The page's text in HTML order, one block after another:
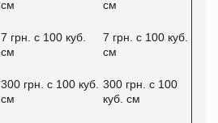
см
см
7 грн. с 100 куб.
см
7 грн. с 100 куб.
см
300 грн. с 100 куб.
см
300 грн. с 100
куб. см